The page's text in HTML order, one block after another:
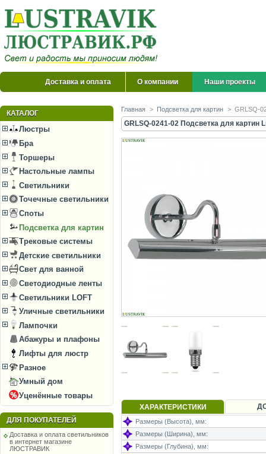
Доставка и оплата О компании Наши проекты
КАТАЛОГ
Люстры
Бра
Торшеры
Настольные лампы
Светильники
Точечные светильники
Споты
Подсветка для картин
Трековые системы
Детские светильники
Свет для ванной
Светодиодные ленты
Светильники LOFT
Уличные светильники
Лампочки
Абажуры и плафоны
Лифты для люстр
Разное
Умный дом
Уценённые товары
ДЛЯ ПОКУПАТЕЛЕЙ
Доставка и оплата светильников
в интернет магазине
ЛЮСТРАВИК
Главная > Подсветка для картин > GRLSQ-
GRLSQ-0241-02 Подсветка для картин
ХАРАКТЕРИСТИКИ
Размеры (Высота), мм:
Размеры (Ширина), мм:
Размеры (Глубина), мм: